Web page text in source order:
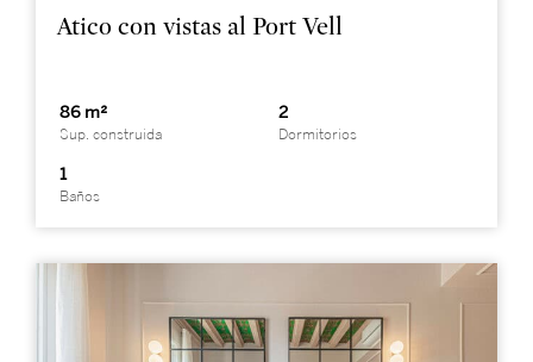
Atico con vistas al Port Vell
86 m²
Sup. construida
2
Dormitorios
1
Baños